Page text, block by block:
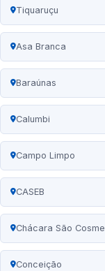
Tiquaruçu
Asa Branca
Baraúnas
Calumbi
Campo Limpo
CASEB
Chácara São Cosme
Conceição